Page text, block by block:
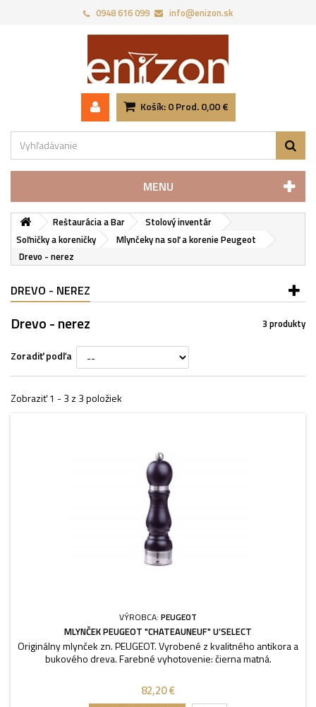
0948 616 099 info@enizon.sk
Košík: 0 Prod. 0,00 €
MENU
Reštaurácia a Bar
Stolový inventár
Soľničky a koreničky
Mlynčeky na soľ a korenie Peugeot
Drevo - nerez
DREVO - NEREZ
Drevo - nerez 3 produkty
Zoradiť podľa
Zobraziť 1 - 3 z 3 položiek
VÝROBCA: PEUGEOT
MLYNČEK PEUGEOT "CHATEAUNEUF" U’SELECT
Originálny mlynček zn. PEUGEOT. Vyrobené z kvalitného antikora a
bukového dreva. Farebné vyhotovenie: čierna matná.
82,20 €